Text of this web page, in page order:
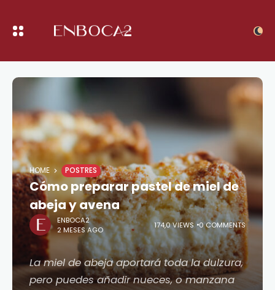
HOME POSTRES
Cómo preparar pastel de miel de
abeja y avena
ENBOCA2
2 MESES AGO
174,0 VIEWS 0 COMMENTS
La miel de abeja aportará toda la dulzura,
pero puedes añadir nueces, o manzana